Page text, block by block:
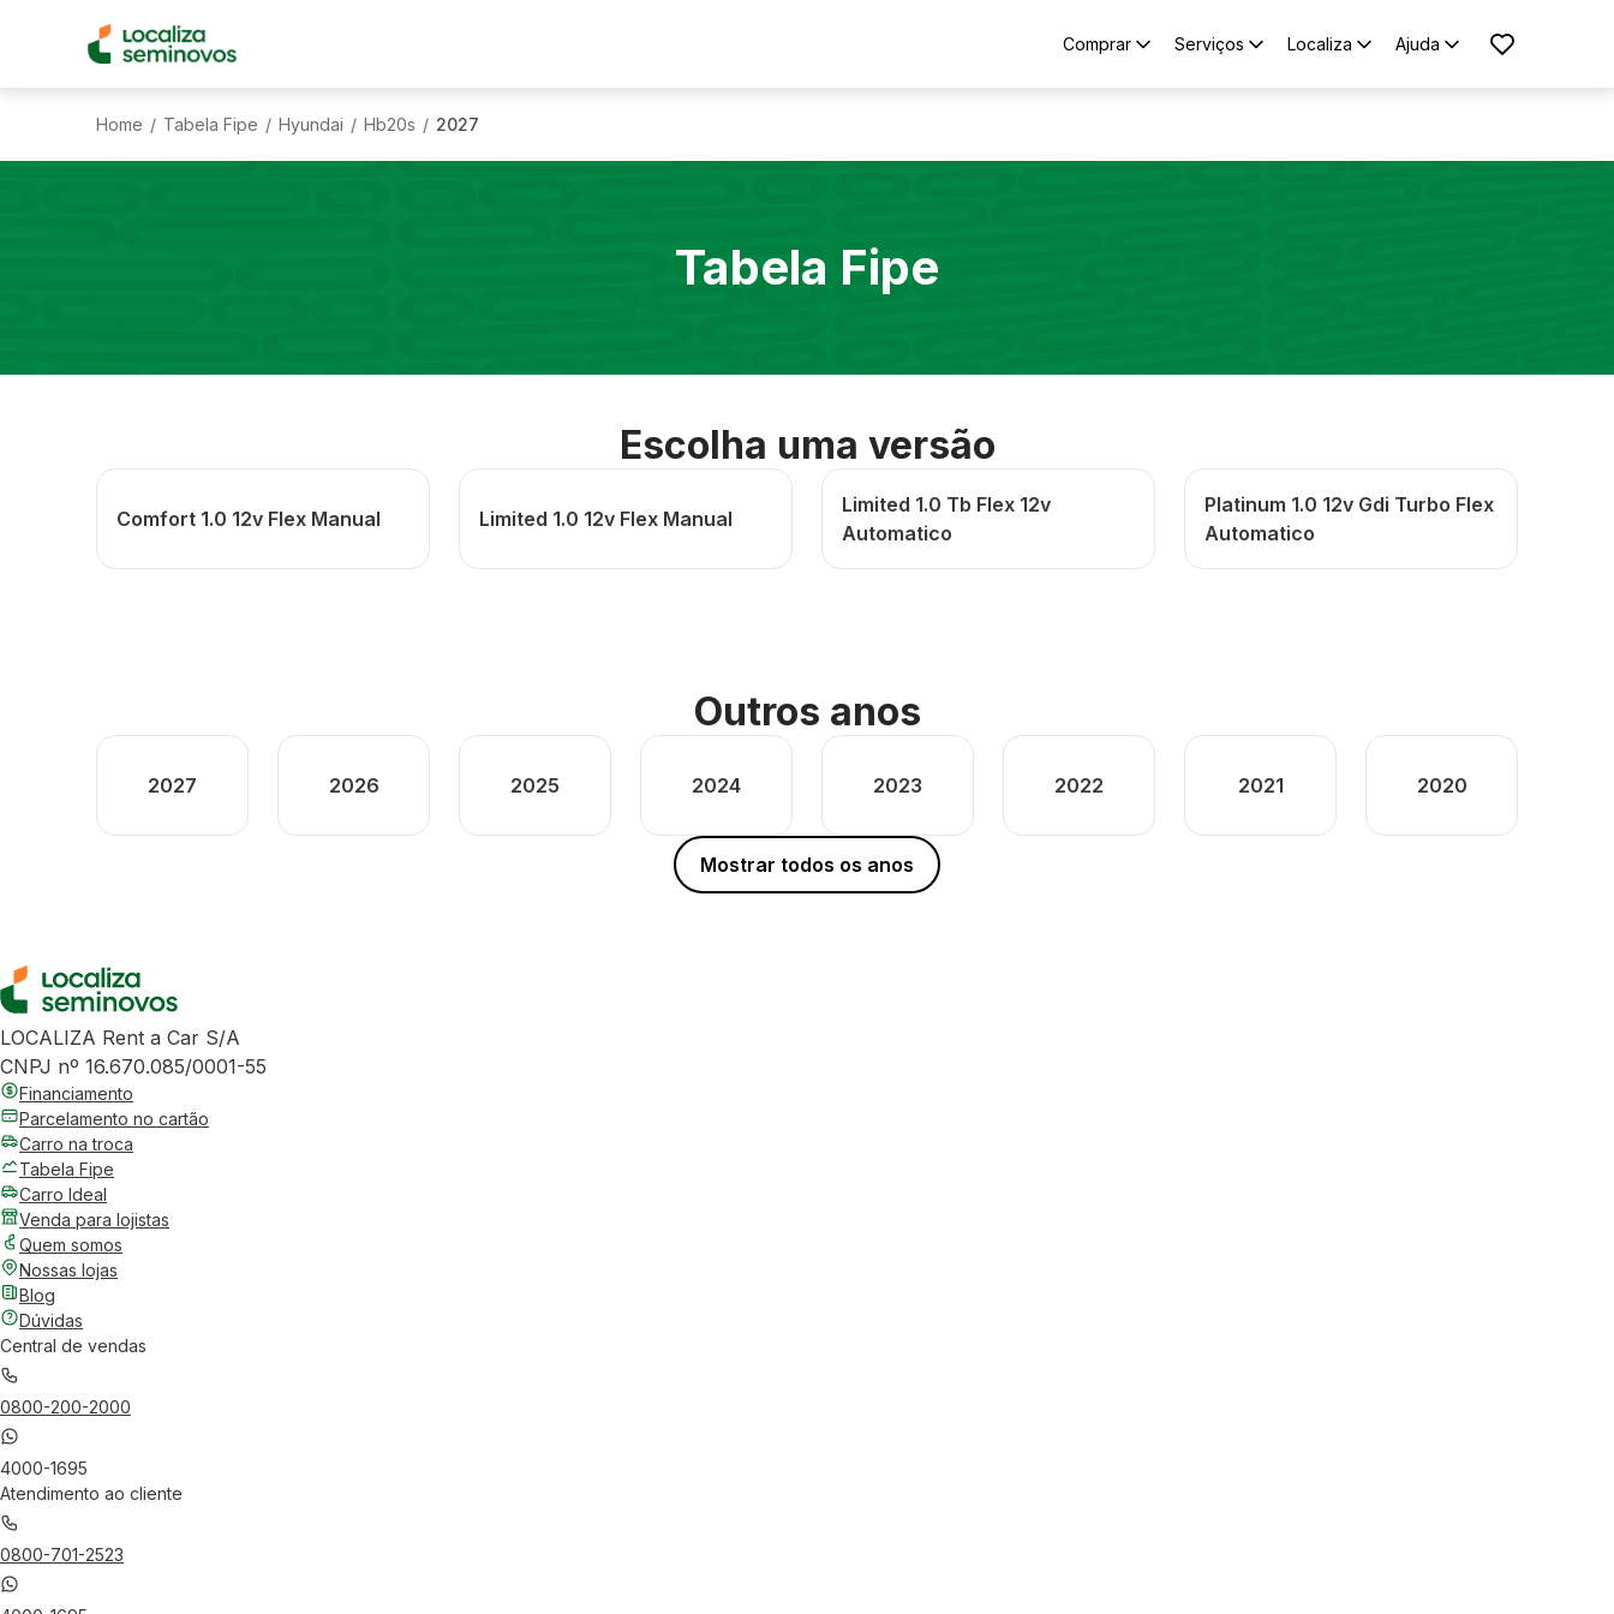
Comprar Serviços Localiza Ajuda
Home / Tabela Fipe / Hyundai / Hb20s / 2027
Tabela Fipe
Escolha uma versão
Comfort 1.0 12v Flex Manual Limited 1.0 12v Flex Manual
Limited 1.0 Tb Flex 12v
Automatico
Platinum 1.0 12v Gdi Turbo Flex
Automatico
Outros anos
2027 2026 2025 2024 2023 2022 2021 2020
Mostrar todos os anos
LOCALIZA Rent a Car S/A
CNPJ nº 16.670.085/0001-55
Financiamento
Parcelamento no cartão
Carro na troca
Tabela Fipe
Carro Ideal
Venda para lojistas
Quem somos
Nossas lojas
Blog
Dúvidas
Central de vendas
0800-200-2000
4000-1695
Atendimento ao cliente
0800-701-2523